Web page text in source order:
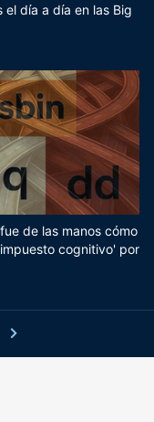
el día a día en las Big
de las manos cómo
cognitivo' por